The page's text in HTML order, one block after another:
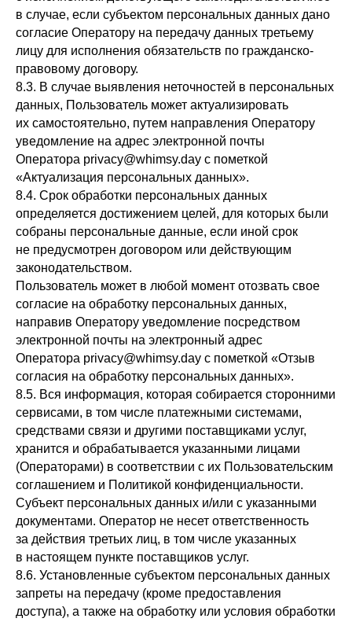
в случае, если субъектом персональных данных дано
согласие Оператору на передачу данных третьему
лицу для исполнения обязательств по гражданско-
правовому договору.
8.3. В случае выявления неточностей в персональных
данных, Пользователь может актуализировать
их самостоятельно, путем направления Оператору
уведомление на адрес электронной почты
Оператора privacy@whimsy.day с пометкой
«Актуализация персональных данных».
8.4. Срок обработки персональных данных
определяется достижением целей, для которых были
собраны персональные данные, если иной срок
не предусмотрен договором или действующим
законодательством.
Пользователь может в любой момент отозвать свое
согласие на обработку персональных данных,
направив Оператору уведомление посредством
электронной почты на электронный адрес
Оператора privacy@whimsy.day с пометкой «Отзыв
согласия на обработку персональных данных».
8.5. Вся информация, которая собирается сторонними
сервисами, в том числе платежными системами,
средствами связи и другими поставщиками услуг,
хранится и обрабатывается указанными лицами
(Операторами) в соответствии с их Пользовательским
соглашением и Политикой конфиденциальности.
Субъект персональных данных и/или с указанными
документами. Оператор не несет ответственность
за действия третьих лиц, в том числе указанных
в настоящем пункте поставщиков услуг.
8.6. Установленные субъектом персональных данных
запреты на передачу (кроме предоставления
доступа), а также на обработку или условия обработки